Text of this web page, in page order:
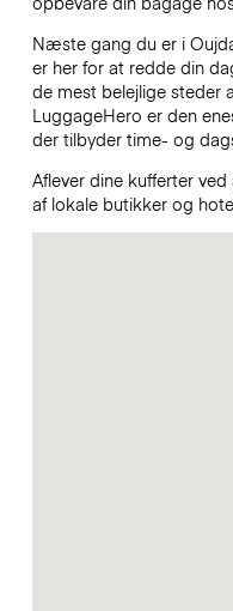
Næste gang du er i
er her for at redde din
de mest belejlige steder
LuggageHero er den
der tilbyder time- og
Aflever dine kufferter
af lokale butikker og